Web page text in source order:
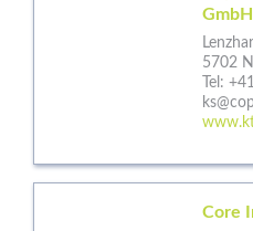
GmbH
5702
Tel:
Core